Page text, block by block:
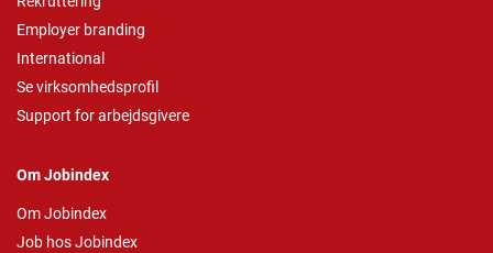
Employer branding
International
Se virksomhedsprofil
Support for arbejdsgivere
Om Jobindex
Om Jobindex
Job hos Jobindex